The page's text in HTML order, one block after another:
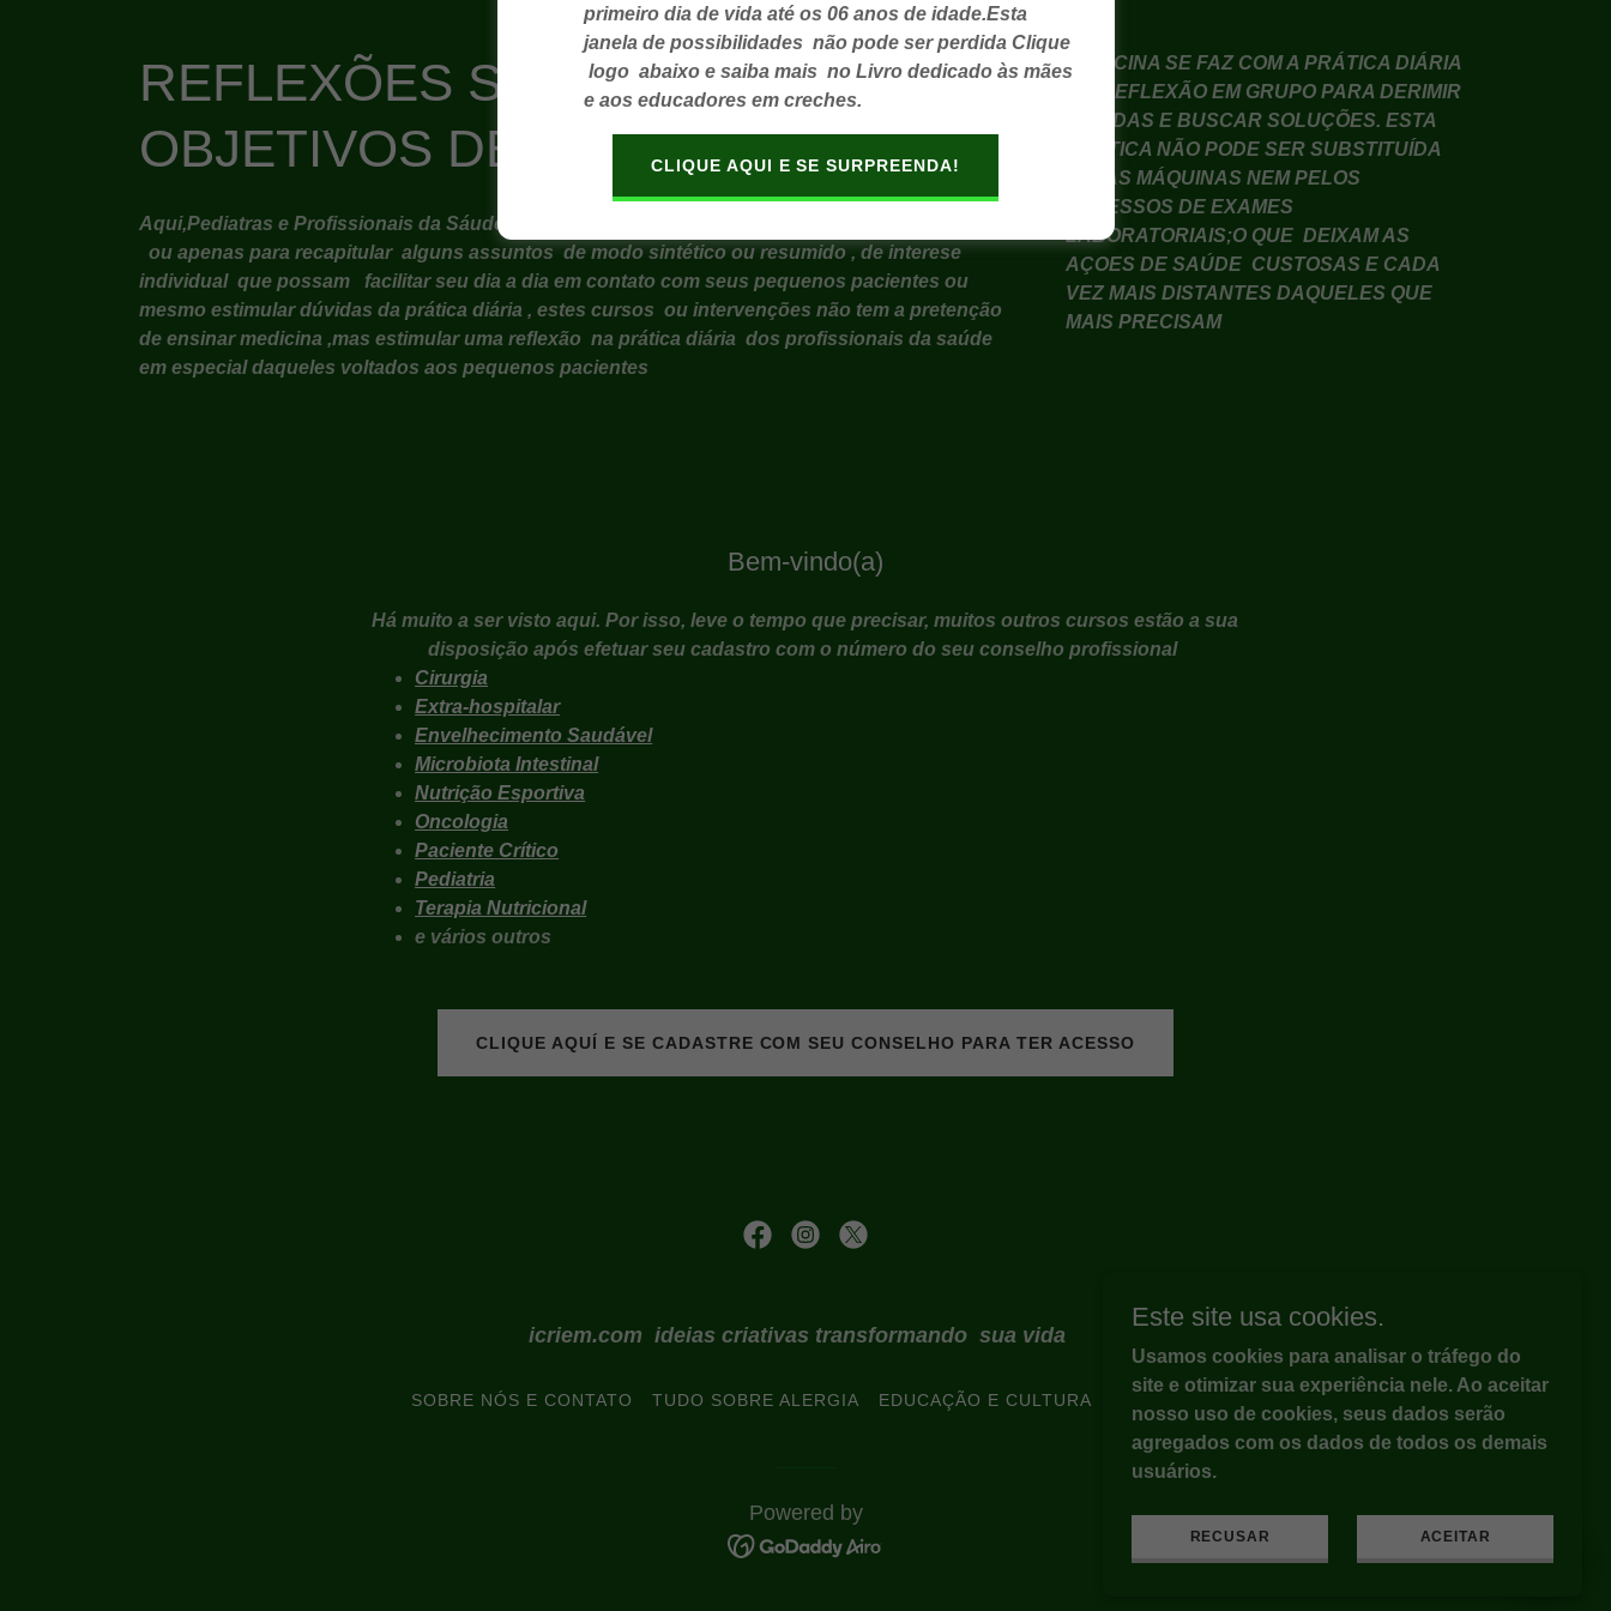
REFLEXÕES SOBRE OS
OBJETIVOS DESTA PÁGINA
Aqui,Pediatras e Profissionais da Sáude vão encontrar cursos on line para aperfeiçoamento
ou apenas para recapitular alguns assuntos de modo sintético ou resumido , de interese
individual que possam facilitar seu dia a dia em contato com seus pequenos pacientes ou
mesmo estimular dúvidas da prática diária , estes cursos ou intervenções não tem a pretenção
de ensinar medicina ,mas estimular uma reflexão na prática diária dos profissionais da saúde
em especial daqueles voltados aos pequenos pacientes
MEDICINA SE FAZ COM A PRÁTICA DIÁRIA
E A REFLEXÃO EM GRUPO PARA DERIMIR
DÚVIDAS E BUSCAR SOLUÇÕES. ESTA
PRÁTICA NÃO PODE SER SUBSTITUÍDA
PELAS MÁQUINAS NEM PELOS
EXCESSOS DE EXAMES
LABORATORIAIS;O QUE DEIXAM AS
AÇOES DE SAÚDE CUSTOSAS E CADA
VEZ MAIS DISTANTES DAQUELES QUE
MAIS PRECISAM
Bem-vindo(a)
Há muito a ser visto aqui. Por isso, leve o tempo que precisar, muitos outros cursos estão a sua
disposição após efetuar seu cadastro com o número do seu conselho profissional
Cirurgia
Extra-hospitalar
Envelhecimento Saudável
Microbiota Intestinal
Nutrição Esportiva
Oncologia
Paciente Crítico
Pediatria
Terapia Nutricional
e vários outros
CLIQUE AQUÍ E SE CADASTRE COM SEU CONSELHO PARA TER ACESSO
icriem.com ideias criativas transformando sua vida
SOBRE NÓS E CONTATO TUDO SOBRE ALERGIA EDUCAÇÃO E CULTURA
Powered by
primeiro dia de vida até os 06 anos de idade.Esta
janela de possibilidades não pode ser perdida Clique
logo abaixo e saiba mais no Livro dedicado às mães
e aos educadores em creches.
CLIQUE AQUI E SE SURPREENDA!
Este site usa cookies.
Usamos cookies para analisar o tráfego do
site e otimizar sua experiência nele. Ao aceitar
nosso uso de cookies, seus dados serão
agregados com os dados de todos os demais
usuários.
RECUSAR ACEITAR